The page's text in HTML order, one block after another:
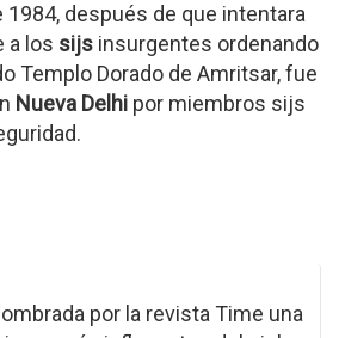
1984, después de que intentara
a los sijs insurgentes ordenando
Templo Dorado de Amritsar, fue
Nueva Delhi por miembros sijs
por la revista Time una